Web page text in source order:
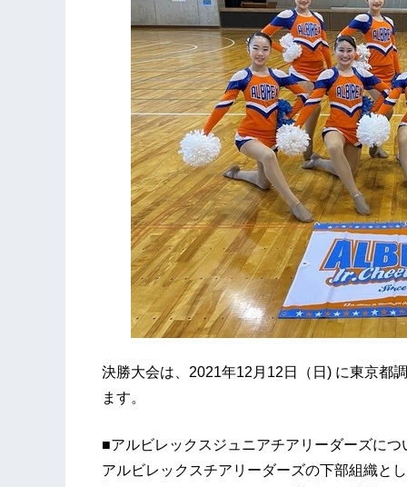
決勝大会は、2021年12月12日（日) に東京都
ます。
■アルビレックスジュニアチアリーダーズにつ
アルビレックスチアリーダーズの下部組織と